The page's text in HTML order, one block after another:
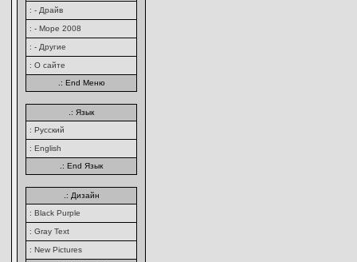
: - Драйв
: - Море 2008
: - Другие
: О сайте
.: End Меню
.: Язык
: Русский
: English
.: End Язык
.: Дизайн
: Black Purple
: Gray Text
: New Pictures